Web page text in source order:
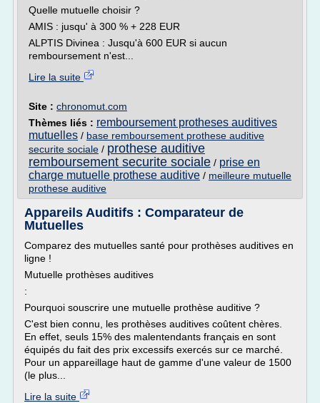
Quelle mutuelle choisir ?
AMIS : jusqu' à 300 % + 228 EUR
ALPTIS Divinea : Jusqu'à 600 EUR si aucun
remboursement n'est...
Lire la suite
Site : chronomut.com
Thèmes liés : remboursement protheses auditives
mutuelles / base remboursement prothese auditive
securite sociale / prothese auditive
remboursement securite sociale / prise en
charge mutuelle prothese auditive / meilleure mutuelle
prothese auditive
Appareils Auditifs : Comparateur de
Mutuelles
Comparez des mutuelles santé pour prothèses auditives en
ligne !
Mutuelle prothèses auditives
:
Pourquoi souscrire une mutuelle prothèse auditive ?
C'est bien connu, les prothèses auditives coûtent chères.
En effet, seuls 15% des malentendants français en sont
équipés du fait des prix excessifs exercés sur ce marché.
Pour un appareillage haut de gamme d'une valeur de 1500
(le plus...
Lire la suite